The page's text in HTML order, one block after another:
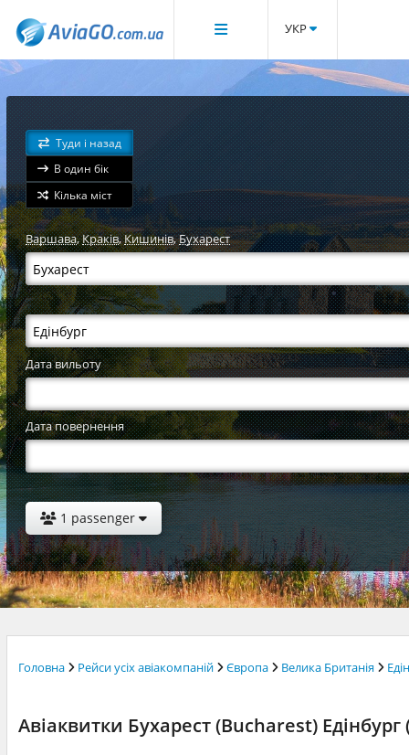
УКР
Туди і назад
В один бік
Кілька міст
Варшава,Краків,Кишинів,Бухарест
Дата вильоту
Дата повернення
1 passenger
Головна Рейси усіх авіакомпаній Європа Велика Британія
Авіаквитки Бухарест (Bucharest)